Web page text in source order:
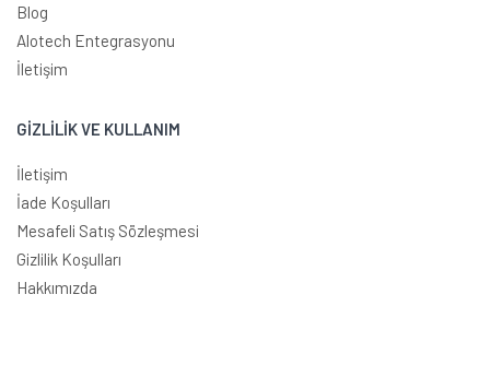
Blog
Alotech Entegrasyonu
İletişim
GİZLİLİK VE KULLANIM
İletişim
İade Koşulları
Mesafeli Satış Sözleşmesi
Gizlilik Koşulları
Hakkımızda